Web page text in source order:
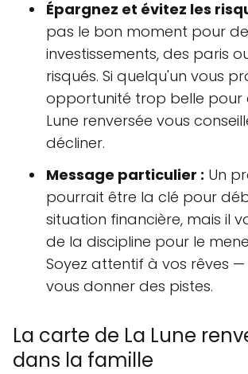
Épargnez et évitez les
pas le bon moment pour
investissements, des paris
risqués. Si quelqu'un vous
opportunité trop belle pour
Lune renversée vous
décliner.
Message particulier : Un
pourrait être la clé pour
situation financière, mais il
de la discipline pour le
Soyez attentif à vos rêves
vous donner des pistes.
La carte de La Lune
dans la famille